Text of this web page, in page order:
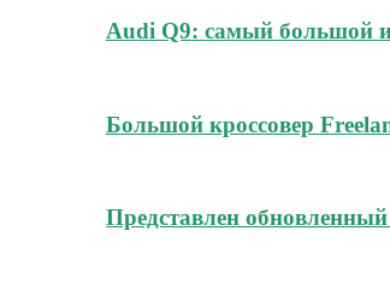
Audi Q9: самый большой
Большой кроссовер
Представлен